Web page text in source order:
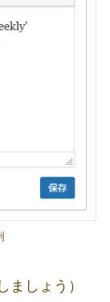
ましょう）